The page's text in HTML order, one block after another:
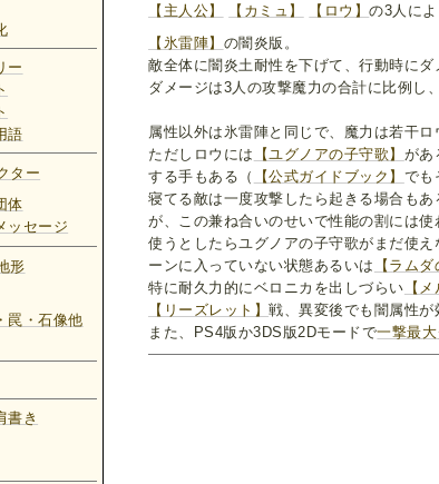
【主人公】 【カミュ】 【ロウ】の3人に
【氷雷陣】 の闇炎版。
敵全体に闇炎土耐性を下げて、行動時にダ
ダメージは3人の攻撃魔力の合計に比例し
属性以外は氷雷陣と同じで、魔力は若干
ただしロウには
【ユグノアの子守歌】 があ
する手もある（
【公式ガイドブック】 でも
寝てる敵は一度攻撃したら起きる場合も
が、この兼ね合いのせいで性能の割には使
使うとしたらユグノアの子守歌がまだ使
ーンに入っていない状態あるいは
【ラムダ
特に耐久力的にベロニカを出しづらい 【
【リーズレット】戦、異変後でも闇属性が
また、PS4版か3DS版2Dモードで一撃最
ー
語
ター
体
ッセージ
形
罠・石像他
書き